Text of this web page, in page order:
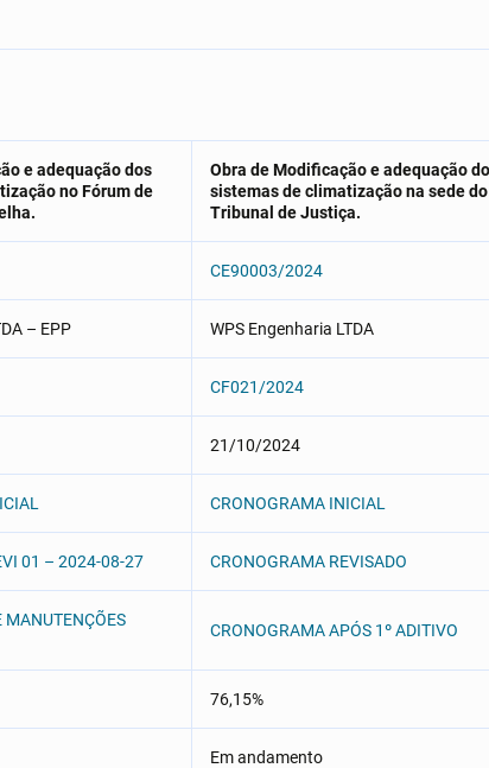
e adequação dos
no Fórum de
Obra de Modificação e adequação
sistemas de climatização na sede do
Tribunal de Justiça.
CE90003/2024
– EPP WPS Engenharia LTDA
CF021/2024
21/10/2024
CRONOGRAMA INICIAL
01 – 2024-08-27 CRONOGRAMA REVISADO
MANUTENÇÕES
CRONOGRAMA APÓS 1º ADITIVO
76,15%
Em andamento